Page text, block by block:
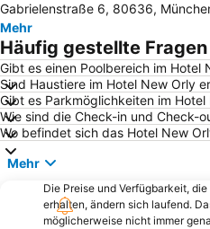
Theresienwiese
Klinikum Großhadern Metro Station
Bogenhausen
Viktualienmarkt
U-Bahn
BMW Park
Tierpark Hellabrunn
Aubing-Lochhausen-Langwied
Bahnhof München-Pasing
Gabrielenstraße 6, 80636,
Mehr
Häufig gestellte
Gibt es einen Poolbereich im Hotel
Sind Haustiere im Hotel New Orly
Gibt es Parkmöglichkeiten im Hotel
Wie sind die Check-in und Check-
Wo befindet sich das Hotel New
Mehr
Die Preise und Verfügbarkeit,
erhalten, ändern sich laufend.
möglicherweise nicht immer